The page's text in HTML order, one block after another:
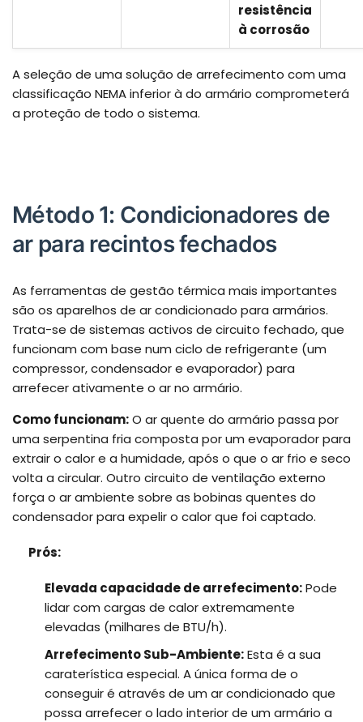
resistência
à corrosão
A seleção de uma solução de arrefecimento com uma
classificação NEMA inferior à do armário comprometerá
a proteção de todo o sistema.
Método 1: Condicionadores de
ar para recintos fechados
As ferramentas de gestão térmica mais importantes
são os aparelhos de ar condicionado para armários.
Trata-se de sistemas activos de circuito fechado, que
funcionam com base num ciclo de refrigerante (um
compressor, condensador e evaporador) para
arrefecer ativamente o ar no armário.
Como funcionam:O ar quente do armário passa por
uma serpentina fria composta por um evaporador para
extrair o calor e a humidade, após o que o ar frio e seco
volta a circular. Outro circuito de ventilação externo
força o ar ambiente sobre as bobinas quentes do
condensador para expelir o calor que foi captado.
Prós:
Elevada capacidade de arrefecimento:Pode
lidar com cargas de calor extremamente
elevadas (milhares de BTU/h).
Arrefecimento Sub-Ambiente:Esta é a sua
caraterística especial. A única forma de o
conseguir é através de um ar condicionado que
possa arrefecer o lado interior de um armário a